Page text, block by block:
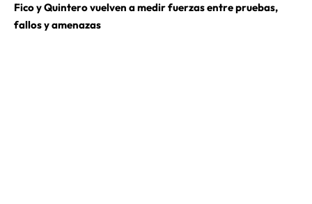
Fico y Quintero vuelven a medir fuerzas entre pruebas,
fallos y amenazas